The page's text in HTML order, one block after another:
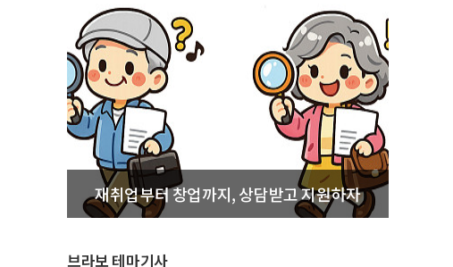
재취업부터 창업까지, 상담받고 지원하자
브라보 테마기사